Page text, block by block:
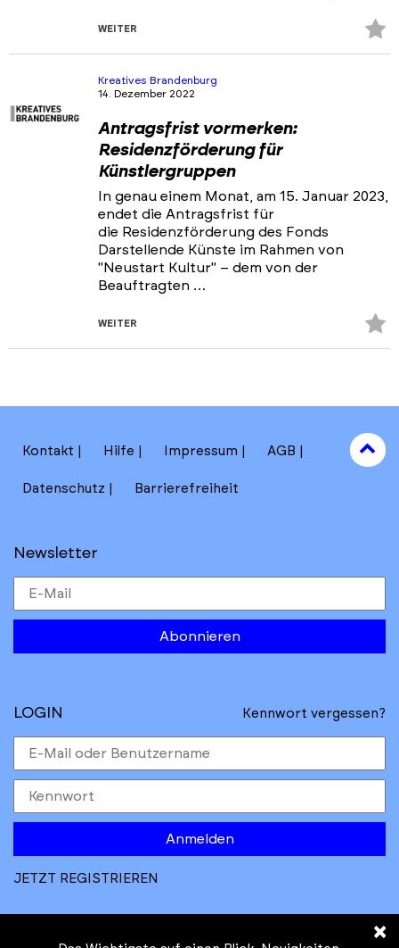
WEITER
Kreatives Brandenburg
14. Dezember 2022
Antragsfrist vormerken:
Residenzförderung für
Künstlergruppen
In genau einem Monat, am 15. Januar 2023,
endet die Antragsfrist für
die Residenzförderung des Fonds
Darstellende Künste im Rahmen von
"Neustart Kultur" – dem von der
Beauftragten …
WEITER
Kontakt Hilfe Impressum AGB
Datenschutz Barrierefreiheit
Newsletter
Abonnieren
to
top
LOGIN Kennwort vergessen?
Anmelden
JETZT REGISTRIEREN
×